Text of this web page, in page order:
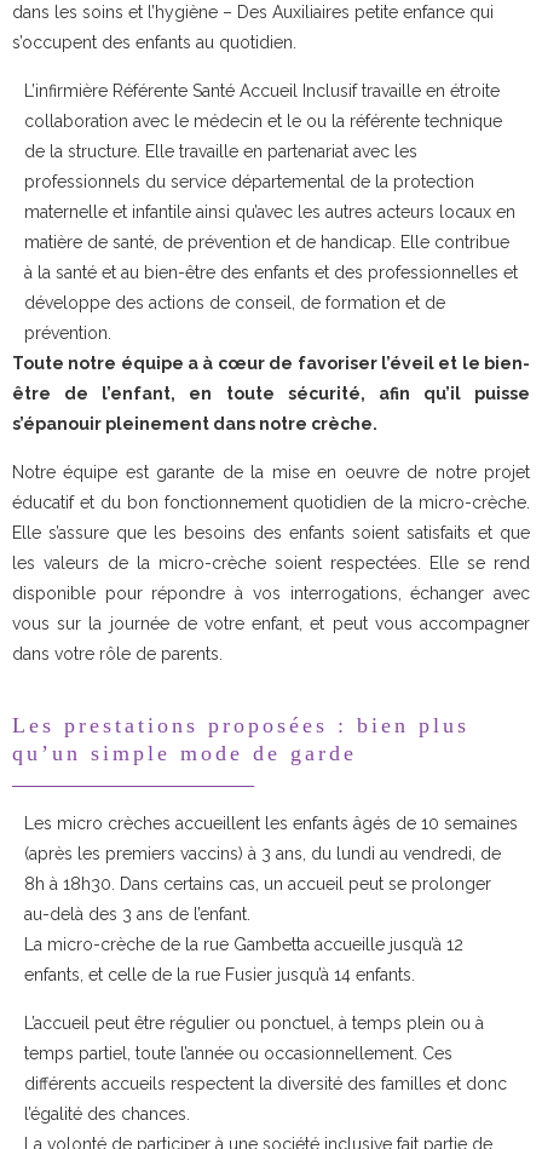
dans les soins et l’hygiène – Des Auxiliaires petite enfance qui
s’occupent des enfants au quotidien.
L’infirmière Référente Santé Accueil Inclusif travaille en étroite
collaboration avec le médecin et le ou la référente technique
de la structure. Elle travaille en partenariat avec les
professionnels du service départemental de la protection
maternelle et infantile ainsi qu’avec les autres acteurs locaux en
matière de santé, de prévention et de handicap. Elle contribue
à la santé et au bien-être des enfants et des professionnelles et
développe des actions de conseil, de formation et de
prévention.
Toute notre équipe a à cœur de favoriser l’éveil et le bien-
être de l’enfant, en toute sécurité, afin qu’il puisse
s’épanouir pleinement dans notre crèche.
Notre équipe est garante de la mise en oeuvre de notre projet
éducatif et du bon fonctionnement quotidien de la micro-crèche.
Elle s’assure que les besoins des enfants soient satisfaits et que
les valeurs de la micro-crèche soient respectées. Elle se rend
disponible pour répondre à vos interrogations, échanger avec
vous sur la journée de votre enfant, et peut vous accompagner
dans votre rôle de parents.
Les prestations proposées : bien plus
qu’un simple mode de garde
Les micro crèches accueillent les enfants âgés de 10 semaines
(après les premiers vaccins) à 3 ans, du lundi au vendredi, de
8h à 18h30. Dans certains cas, un accueil peut se prolonger
au-delà des 3 ans de l’enfant.
La micro-crèche de la rue Gambetta accueille jusqu’à 12
enfants, et celle de la rue Fusier jusqu’à 14 enfants.
L’accueil peut être régulier ou ponctuel, à temps plein ou à
temps partiel, toute l’année ou occasionnellement. Ces
différents accueils respectent la diversité des familles et donc
l’égalité des chances.
La volonté de participer à une société inclusive fait partie de